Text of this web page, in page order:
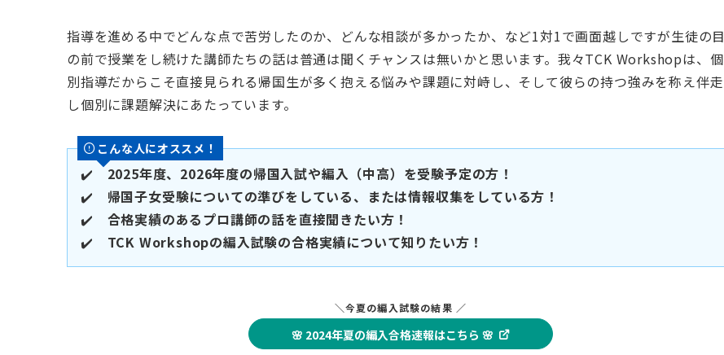
指導を進める中でどんな点で苦労したのか、どんな相談が多かったか、など1対1で画面越しですが生徒の目
の前で授業をし続けた講師たちの話は普通は聞くチャンスは無いかと思います。我々TCK Workshopは、個
別指導だからこそ直接見られる帰国生が多く抱える悩みや課題に対峙し、そして彼らの持つ強みを称え伴走
し個別に課題解決にあたっています。
こんな人にオススメ！
✔️ 2025年度、2026年度の帰国入試や編入（中高）を受験予定の方！
✔️ 帰国子女受験についての準びをしている、または情報収集をしている方！
✔️ 合格実績のあるプロ講師の話を直接聞きたい方！
✔️ TCK Workshopの編入試験の合格実績について知りたい方！
＼今夏の編入試験の結果 ／
🌸 2024年夏の編入合格速報はこちら 🌸